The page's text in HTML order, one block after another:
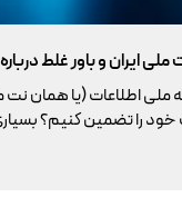
ملی اطلاعات (یا همان